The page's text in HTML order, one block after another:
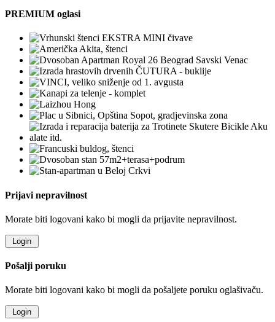
PREMIUM oglasi
Prijavi nepravilnost
Morate biti logovani kako bi mogli da prijavite nepravilnost.
Pošalji poruku
Morate biti logovani kako bi mogli da pošaljete poruku oglašivaču.